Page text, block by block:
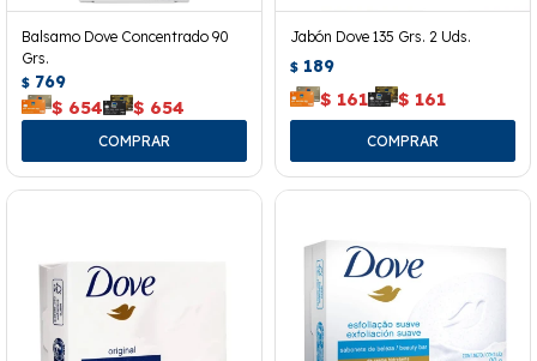
Balsamo Dove Concentrado 90
Grs.
$ 769
$ 654 $ 654
Jabón Dove 135 Grs. 2 Uds.
$ 189
$ 161 $ 161